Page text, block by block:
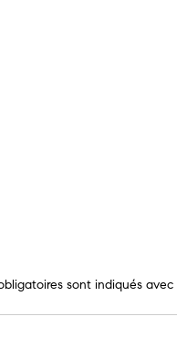
sont indiqués avec